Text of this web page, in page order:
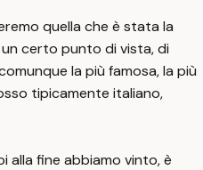
quella che è stata la
certo punto di vista, di
la più famosa, la più
tipicamente italiano,
alla fine abbiamo vinto, è